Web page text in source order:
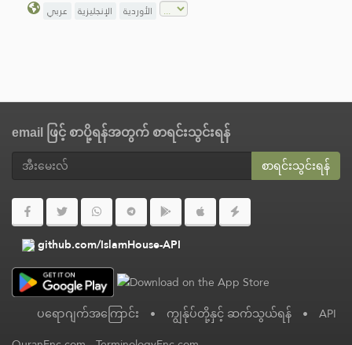
عربي الإنجليزية الأوردية
email ဖြင့် စာပို့ရန်အတွက် စာရင်းသွင်းရန်
စာရင်းသွင်းရန်
github.com/IslamHouse-API
ပရောဂျက်အကြောင်း • ကျွန်ုပ်တို့နှင့် ဆက်သွယ်ရန် • API